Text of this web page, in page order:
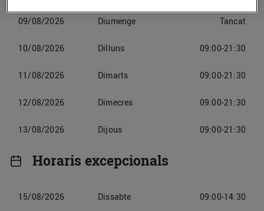
09/08/2026 Diumenge Tancat
10/08/2026 Dilluns 09:00-21:30
11/08/2026 Dimarts 09:00-21:30
12/08/2026 Dimecres 09:00-21:30
13/08/2026 Dijous 09:00-21:30
Horaris excepcionals
15/08/2026 Dissabte 09:00-14:30